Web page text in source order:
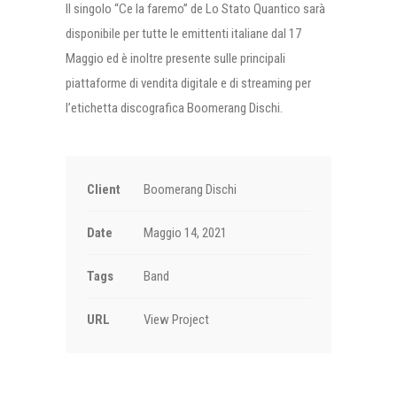
Il singolo “Ce la faremo” de Lo Stato Quantico sarà
disponibile per tutte le emittenti italiane dal 17
Maggio ed è inoltre presente sulle principali
piattaforme di vendita digitale e di streaming per
l’etichetta discografica Boomerang Dischi.
Client Boomerang Dischi
Date Maggio 14, 2021
Tags Band
URL View Project